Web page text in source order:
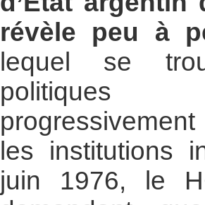
révèle peu à
lequel se
politiques
les institutions
juin 1976, le